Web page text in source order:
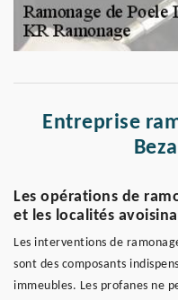
Entreprise
Les opérations de
et les localités
Les interventions de
sont des composants
immeubles. Les profanes ne